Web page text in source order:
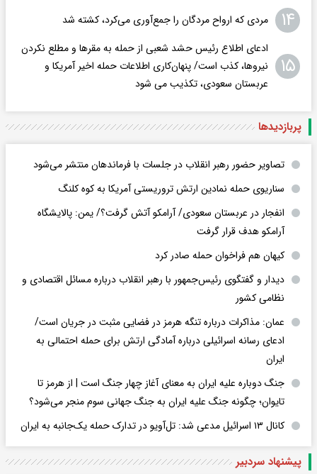
۱۴ مردی که ارواح مردگان را جمع‌آوری می‌کرد، کشته شد
۱۵
ادعای اطلاع رئیس حشد شعبی از حمله به مقرها و مطلع نکردن
نیروها، کذب است/ پنهان‌کاری اطلاعات حمله اخیر آمریکا و
عربستان سعودی، تکذیب می شود
پربازدید‌ها
تصاویر حضور رهبر انقلاب در جلسات با فرماندهان منتشر می‌شود
سناریوی حمله نمادین ارتش تروریستی آمریکا به کوه کلنگ
انفجار در عربستان سعودی/ آرامکو آتش گرفت؟/ یمن: پالایشگاه
آرامکو هدف قرار گرفت
کیهان هم فراخوان حمله صادر کرد
دیدار و گفتگوی رئیس‌جمهور با رهبر انقلاب درباره مسائل اقتصادی و
نظامی کشور
عمان: مذاکرات درباره تنگه هرمز در فضایی مثبت در جریان است/
ادعای رسانه اسرائیلی درباره آمادگی ارتش برای حمله احتمالی به
ایران
جنگ دوباره علیه ایران به معنای آغاز چهار جنگ است | از هرمز تا
تایوان؛ چگونه جنگ علیه ایران به جنگ جهانی سوم منجر می‌شود؟
کانال ۱۳ اسرائیل مدعی شد: تل‌آویو در تدارک حمله یک‌جانبه به ایران
پیشنهاد سردبیر